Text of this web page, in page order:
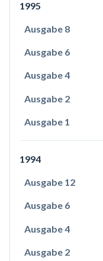
1995
Ausgabe 8
Ausgabe 6
Ausgabe 4
Ausgabe 2
Ausgabe 1
1994
Ausgabe 12
Ausgabe 6
Ausgabe 4
Ausgabe 2